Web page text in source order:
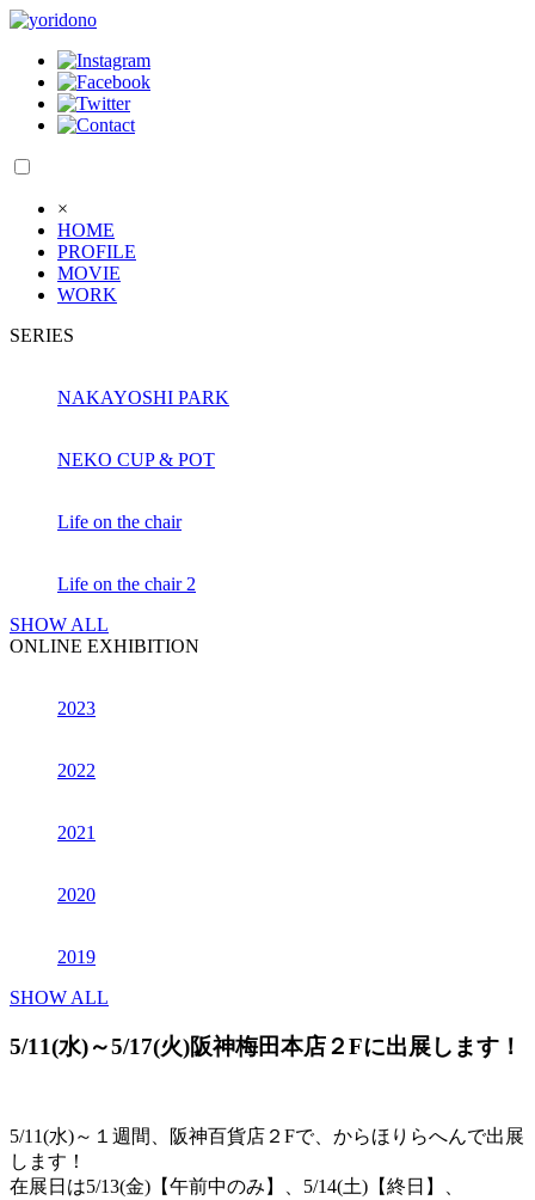
×
HOME
PROFILE
MOVIE
WORK
SERIES
NAKAYOSHI PARK
NEKO CUP & POT
Life on the chair
Life on the chair 2
SHOW ALL
ONLINE EXHIBITION
2023
2022
2021
2020
2019
SHOW ALL
5/11(水)～5/17(火)阪神梅田本店２Fに出展します！
5/11(水)～１週間、阪神百貨店２Fで、からほりらへんで出展
します！
在展日は5/13(金)【午前中のみ】、5/14(土)【終日】、